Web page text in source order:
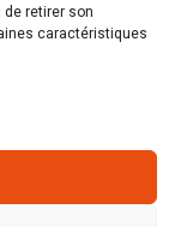
retirer son
caractéristiques